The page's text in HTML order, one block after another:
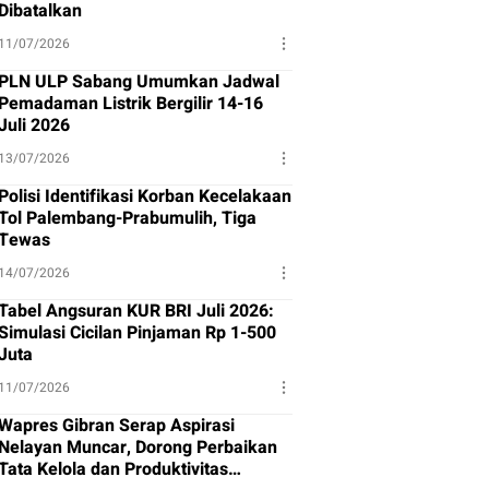
Dibatalkan
11/07/2026
PLN ULP Sabang Umumkan Jadwal
Pemadaman Listrik Bergilir 14-16
2026
13/07/2026
Polisi Identifikasi Korban Kecelakaan
Palembang-Prabumulih, Tiga
14/07/2026
Angsuran KUR BRI Juli 2026:
Cicilan Pinjaman Rp 1-500
11/07/2026
Gibran Serap Aspirasi
Nelayan Muncar, Dorong Perbaikan
Kelola dan Produktivitas